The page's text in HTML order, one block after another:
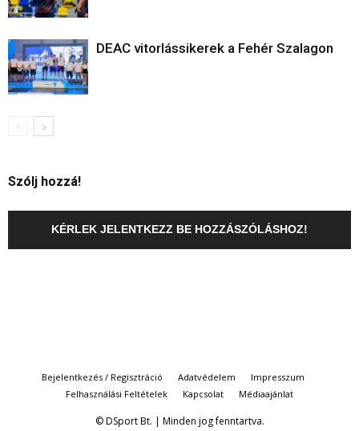
DEAC vitorlássikerek a Fehér Szalagon
Szólj hozzá!
KÉRLEK JELENTKEZZ BE HOZZÁSZÓLÁSHOZ!
Bejelentkezés / Regisztráció Adatvédelem
Impresszum
Felhasználási Feltételek
Kapcsolat Médiaajánlat
© DSport Bt. | Minden jog fenntartva.